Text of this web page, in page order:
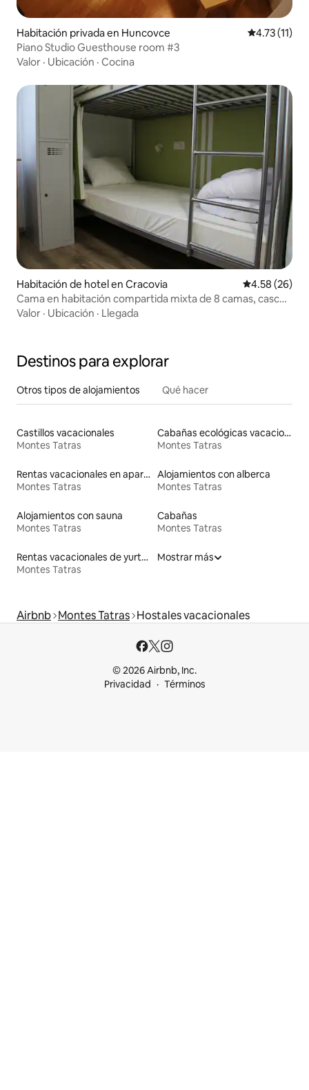
Habitación privada en Huncovce Calificación
4.73 (11)
Piano Studio Guesthouse room #3
Valor · Ubicación · Cocina
Habitación de hotel en Cracovia Calificación
4.58 (26)
Cama en habitación compartida mixta de 8 camas, casco
antiguo
Valor · Ubicación · Llegada
Destinos para explorar
Otros tipos de alojamientos Qué hacer
Castillos vacacionales
Montes Tatras
Cabañas ecológicas vacacionales
Montes Tatras
Rentas vacacionales en apartoteles
Montes Tatras
Alojamientos con alberca
Montes Tatras
Alojamientos con sauna
Montes Tatras
Cabañas
Montes Tatras
Rentas vacacionales de yurtas con jacuzzi
Montes Tatras
Mostrar más
Airbnb Montes Tatras Hostales vacacionales
© 2026 Airbnb, Inc.
Privacidad
Términos